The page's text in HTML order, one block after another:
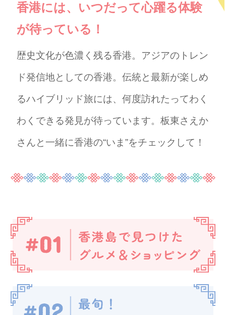
香港には、いつだって心躍る体験
が待っている！
歴史文化が色濃く残る香港。アジアのトレン
ド発信地としての香港。伝統と最新が楽しめ
るハイブリッド旅には、何度訪れたってわく
わくできる発見が待っています。板東さえか
さんと一緒に香港の“いま”をチェックして！